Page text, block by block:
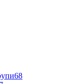
68